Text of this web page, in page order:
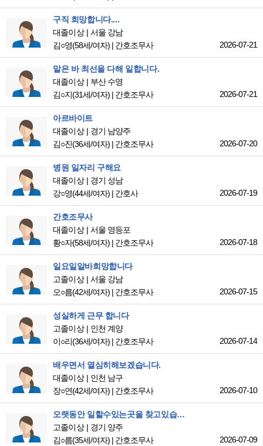
구직 희망합니다....
대졸이상
서울 강남
김○영(58세/여자) | 간호조무사 2026-07-21
맡은 바 최선을 다해 일합니다.
대졸이상
부산 수영
김○지(31세/여자) | 간호조무사 2026-07-21
아르바이트
대졸이상
경기 남양주
김○진(36세/여자) | 간호조무사 2026-07-20
병원 일자리 구해요
대졸이상
경기 성남
강○영(44세/여자) | 간호사 2026-07-19
간호조무사
대졸이상
서울 영등포
황○자(58세/여자) | 간호조무사 2026-07-18
일요일알바희망합니다
고졸이상
서울 강남
오○름(42세/여자) | 간호조무사 2026-07-15
성실하게 근무 합니다
고졸이상
인천 계양
이○리(36세/여자) | 간호조무사 2026-07-14
배우면서 열심히해보겠습니다.
대졸이상
인천 남구
장○연(42세/여자) | 간호조무사 2026-07-10
오랫동안 일할수있는곳을 찾고있습니다!
고졸이상
경기 양주
김○름(35세/여자) | 간호조무사 2026-07-09